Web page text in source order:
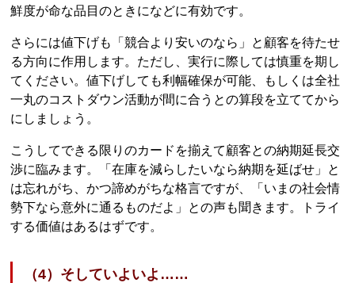
鮮度が命な品目のときになどに有効です。
さらには値下げも「競合より安いのなら」と顧客を待たせ
る方向に作用します。ただし、実行に際しては慎重を期し
てください。値下げしても利幅確保が可能、もしくは全社
一丸のコストダウン活動が間に合うとの算段を立ててから
にしましょう。
こうしてできる限りのカードを揃えて顧客との納期延長交
渉に臨みます。「在庫を減らしたいなら納期を延ばせ」と
は忘れがち、かつ諦めがちな格言ですが、「いまの社会情
勢下なら意外に通るものだよ」との声も聞きます。トライ
する価値はあるはずです。
（4）そしていよいよ……